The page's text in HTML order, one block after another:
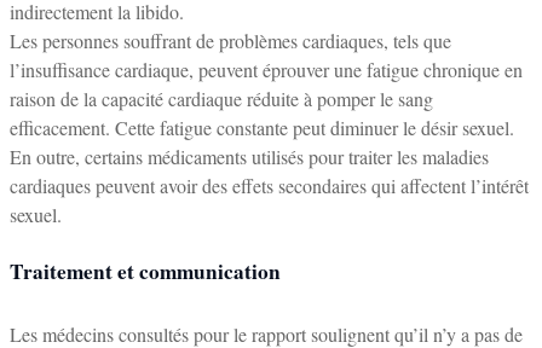
indirectement la libido.
Les personnes souffrant de problèmes cardiaques, tels que
l’insuffisance cardiaque, peuvent éprouver une fatigue chronique en
raison de la capacité cardiaque réduite à pomper le sang
efficacement. Cette fatigue constante peut diminuer le désir sexuel.
En outre, certains médicaments utilisés pour traiter les maladies
cardiaques peuvent avoir des effets secondaires qui affectent l’intérêt
sexuel.
Traitement et communication
Les médecins consultés pour le rapport soulignent qu’il n’y a pas de